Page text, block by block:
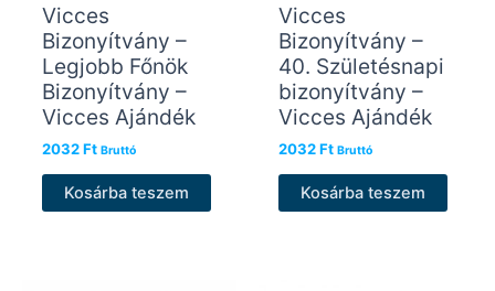
Vicces
Bizonyítvány –
Legjobb Főnök
Bizonyítvány –
Vicces Ajándék
2032Ft Bruttó
Kosárba teszem
Vicces
Bizonyítvány –
40. Születésnapi
bizonyítvány –
Vicces Ajándék
2032Ft Bruttó
Kosárba teszem